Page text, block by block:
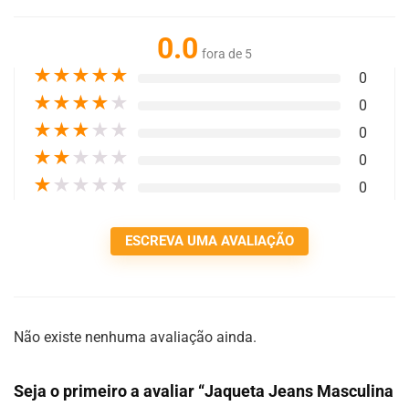
0.0 fora de 5
★★★★★ 0
★★★★ ★ 0
★★★ ★ ★ 0
★★ ★ ★ ★ 0
★ ★ ★ ★ ★ 0
ESCREVA UMA AVALIAÇÃO
Não existe nenhuma avaliação ainda.
Seja o primeiro a avaliar “Jaqueta Jeans Masculina